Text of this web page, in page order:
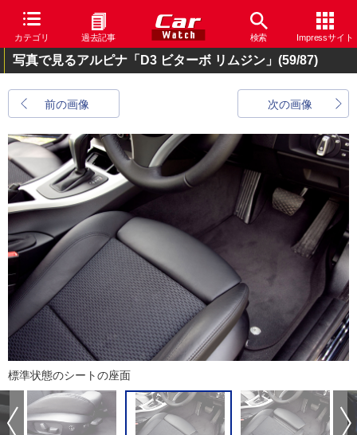
カテゴリ 過去記事 検索 Impressサイト
写真で見るアルピナ「D3 ビターボ リムジン」 (59/87)
前の画像 次の画像
標準状態のシートの座面